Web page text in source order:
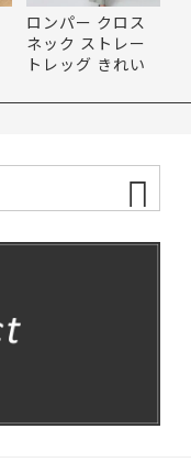
ロンパー クロス
ネック ストレー
トレッグ きれい